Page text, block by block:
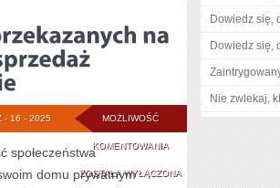
MOŻLIWOŚĆ
KOMENTOWANIAPOŚRÓD
LOKALI
ZOSTAŁA WYŁĄCZONA
- 16 - 2025
społeczeństwa
domu prywatnym
Dowiedz się,
Dowiedz się,
Nie zwlekaj,